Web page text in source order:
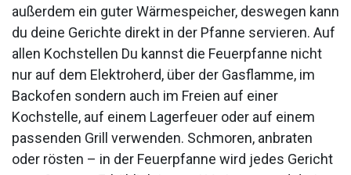
außerdem ein guter Wärmespeicher, deswegen kann
du deine Gerichte direkt in der Pfanne servieren. Auf
allen Kochstellen Du kannst die Feuerpfanne nicht
nur auf dem Elektroherd, über der Gasflamme, im
Backofen sondern auch im Freien auf einer
Kochstelle, auf einem Lagerfeuer oder auf einem
passenden Grill verwenden. Schmoren, anbraten
oder rösten – in der Feuerpfanne wird jedes Gericht